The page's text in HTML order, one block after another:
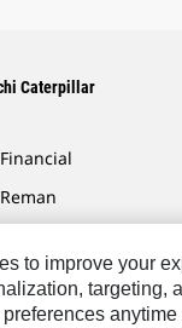
Caterpillar
to improve your
targeting,